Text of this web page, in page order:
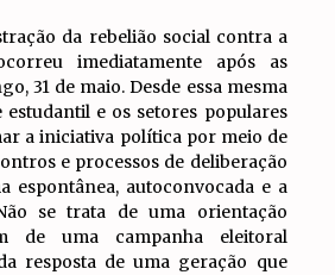
da rebelião social contra a
imediatamente após as
31 de maio. Desde essa mesma
estudantil e os setores populares
a iniciativa política por meio de
e processos de deliberação
espontânea, autoconvocada e a
se trata de uma orientação
de uma campanha eleitoral
resposta de uma geração que